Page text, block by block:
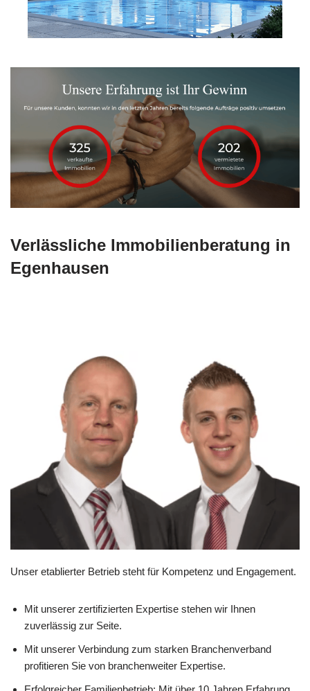
Verlässliche Immobilienberatung in
Egenhausen
Unser etablierter Betrieb steht für Kompetenz und Engagement.
Mit unserer zertifizierten Expertise stehen wir Ihnen
zuverlässig zur Seite.
Mit unserer Verbindung zum starken Branchenverband
profitieren Sie von branchenweiter Expertise.